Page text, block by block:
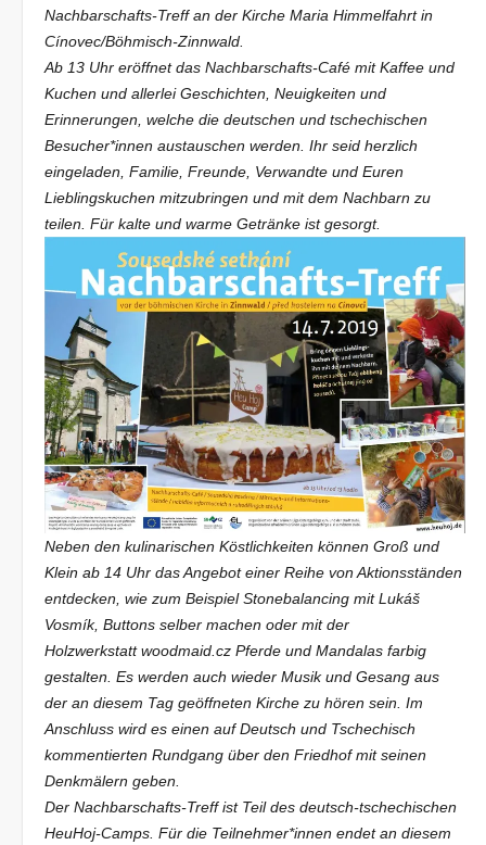
Nachbarschafts-Treff an der Kirche Maria Himmelfahrt in
Cínovec/Böhmisch-Zinnwald.
Ab 13 Uhr eröffnet das Nachbarschafts-Café mit Kaffee und
Kuchen und allerlei Geschichten, Neuigkeiten und
Erinnerungen, welche die deutschen und tschechischen
Besucher*innen austauschen werden. Ihr seid herzlich
eingeladen, Familie, Freunde, Verwandte und Euren
Lieblingskuchen mitzubringen und mit dem Nachbarn zu
teilen. Für kalte und warme Getränke ist gesorgt.
Neben den kulinarischen Köstlichkeiten können Groß und
Klein ab 14 Uhr das Angebot einer Reihe von Aktionsständen
entdecken, wie zum Beispiel Stonebalancing mit Lukáš
Vosmík, Buttons selber machen oder mit der
Holzwerkstatt woodmaid.czPferde und Mandalas farbig
gestalten. Es werden auch wieder Musik und Gesang aus
der an diesem Tag geöffneten Kirche zu hören sein. Im
Anschluss wird es einen auf Deutsch und Tschechisch
kommentierten Rundgang über den Friedhof mit seinen
Denkmälern geben.
Der Nachbarschafts-Treff ist Teil des deutsch-tschechischen
HeuHoj-Camps. Für die Teilnehmer*innen endet an diesem